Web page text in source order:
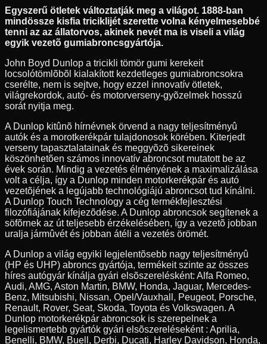
Egyszerű ötletek változtatják meg a világot. 1888-ban
mindössze kisfia triciklijét szerette volna kényelmesebbé
tenni az az állatorvos, akinek nevét ma is viseli a világ
egyik vezetõ gumiabroncsgyártója.
John Boyd Dunlop a tricikli tömör gumi kerekeit
locsolótömlõbõl kialakított kezdetleges gumiabroncsokra
cserélte, nem is sejtve, hogy ezzel innovatív ötletek,
világrekordok, autó- és motorverseny-gyõzelmek hosszú
sorát nyitja meg.
A Dunlop kitûnõ hírnévnek örvend a nagy teljesítményû
autók és a morotkerékpár tulajdonosok körében. Kiterjedt
verseny tapasztalatainak és meggyõzõ sikereinek
köszönhetõen számos innovatív abroncsot mutatott be az
évek során. Mindig a vezetés élményének a maximalizálása
volt a célja, így a Dunlop minden motorkerékpár és autó
vezetõjének a legújabb technológiájú abroncsot tud kínálni.
A Dunlop Touch Technology a cég termékfejlesztési
filozófiájának kifejezõdése. A Dunlop abroncsok segítenek a
söfõrnek az út teljesebb érzékelésében, így a vezetõ jobban
uralja jármûvét és jobban átéli a vezetés örömét.
A Dunlop a világ egyiki legjelentõsebb nagy teljesítményû
(HP és UHP) abroncs gyártója, termékeit szinte az összes
híres autógyár kínálja gyári elsõszerelésként: Alfa Romeo,
Audi, AMG, Aston Martin, BMW, Honda, Jaguar, Mercedes-
Benz, Mitsubishi, Nissan, Opel/Vauxhall, Peugeot, Porsche,
Renault, Rover, Seat, Skoda, Toyota és Volkswagen. A
Dunlop motorkerékpár abroncsok is szerepelnek a
legelismertebb gyártók gyári elsõszereléseként : Aprilia,
Benelli, BMW, Buell, Derbi, Ducati, Harley Davidson, Honda,